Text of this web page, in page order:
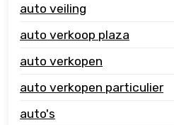
auto veiling
auto verkoop plaza
auto verkopen
auto verkopen particulier
auto's